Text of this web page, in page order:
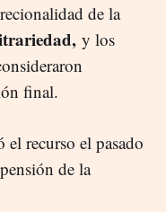
de la
y los
final.
recurso el pasado
de la